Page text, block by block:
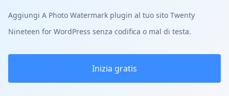
Aggiungi A Photo Watermark plugin al tuo sito Twenty
Nineteen for WordPress senza codifica o mal di testa.
Inizia gratis